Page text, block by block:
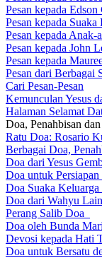
Pesan kepada
Pesan kepada
Pesan kepada Anak-
Pesan kepada John
Pesan kepada
Pesan dari Berbagai
Cari Pesan-Pesan
Kemunculan Yesus
Halaman Selamat
Doa, Penahbisan
Ratu Doa: Rosario
Berbagai Doa,
Doa dari Yesus
Doa untuk
Doa Suaka
Doa dari Wahyu
Perang Salib Doa
Doa oleh Bunda
Devosi kepada Hati
Doa untuk Bersatu